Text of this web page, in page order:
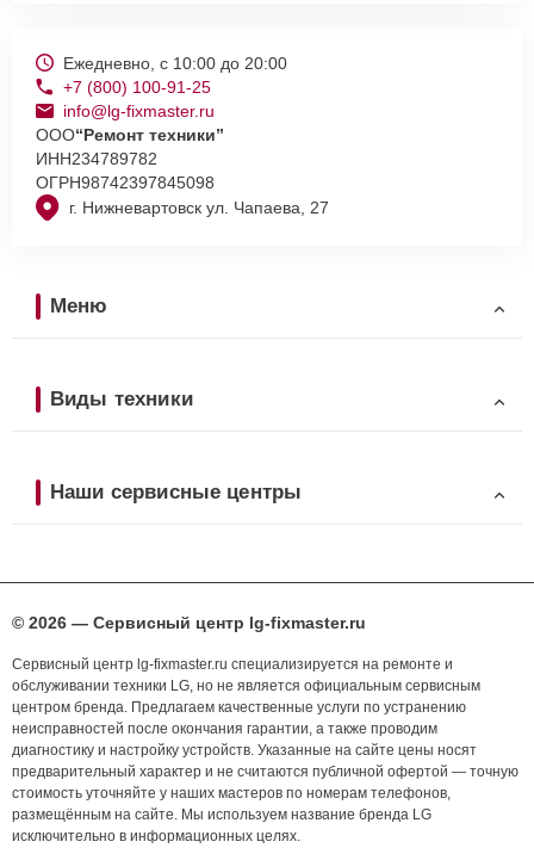
г. Нижневартовск ул. Чапаева, 27
Ежедневно, с 10:00 до 20:00
+7 (800) 100-91-25
info@lg-fixmaster.ru
ООО“Ремонт техники”
ИНН234789782
ОГРН98742397845098
Меню
Виды техники
Наши сервисные центры
© 2026 — Сервисный центр lg-fixmaster.ru
Сервисный центр lg-fixmaster.ru специализируется на ремонте и
обслуживании техники LG, но не является официальным сервисным
центром бренда. Предлагаем качественные услуги по устранению
неисправностей после окончания гарантии, а также проводим
диагностику и настройку устройств. Указанные на сайте цены носят
предварительный характер и не считаются публичной офертой — точную
стоимость уточняйте у наших мастеров по номерам телефонов,
размещённым на сайте. Мы используем название бренда LG
исключительно в информационных целях.